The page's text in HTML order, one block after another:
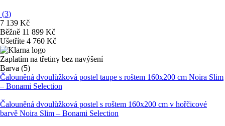
(3)
7 139 Kč
Běžně 11 899 Kč
Ušetříte 4 760 Kč
Zaplatím na třetiny bez navýšení
Barva (5)
Čalouněná dvoulůžková postel taupe s roštem 160x200 cm Noira Slim
– Bonami Selection
Čalouněná dvoulůžková postel s roštem 160x200 cm v hořčicové
barvě Noira Slim – Bonami Selection